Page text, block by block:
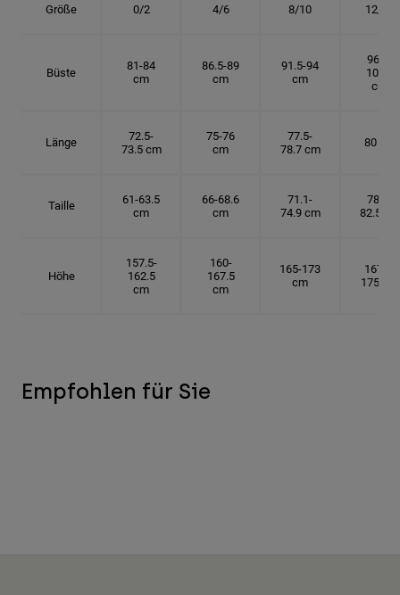
Größe 0/2 4/6 8/10 12/14
Büste
81-84
cm
86.5-89
cm
91.5-94
cm
96.5-
101.5
cm
Länge
72.5-
73.5 cm
75-76
cm
77.5-
78.7 cm
80 cm
Taille
61-63.5
cm
66-68.6
cm
71.1-
74.9 cm
78.7-
82.5 cm
Höhe
157.5-
162.5
cm
160-
167.5
cm
165-173
cm
167.5-
175 cm
Empfohlen für Sie